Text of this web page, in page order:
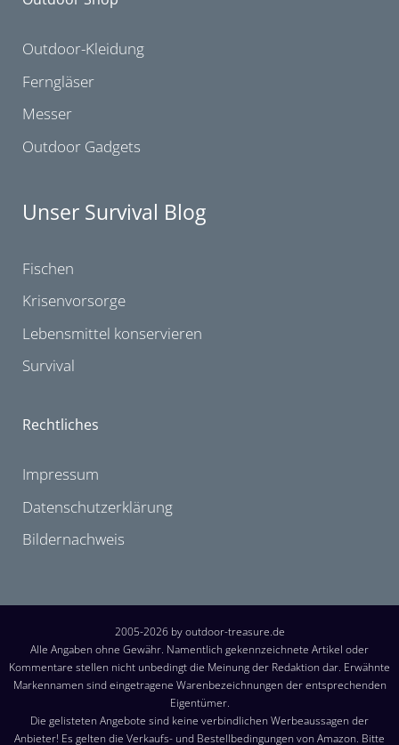
Outdoor-Kleidung
Ferngläser
Messer
Outdoor Gadgets
Unser Survival Blog
Fischen
Krisenvorsorge
Lebensmittel konservieren
Survival
Rechtliches
Impressum
Datenschutzerklärung
Bildernachweis
2005-2026 by outdoor-treasure.de
Alle Angaben ohne Gewähr. Namentlich gekennzeichnete Artikel oder
Kommentare stellen nicht unbedingt die Meinung der Redaktion dar. Erwähnte
Markennamen sind eingetragene Warenbezeichnungen der entsprechenden
Eigentümer.
Die gelisteten Angebote sind keine verbindlichen Werbeaussagen der
Anbieter! Es gelten die Verkaufs- und Bestellbedingungen von Amazon. Bitte